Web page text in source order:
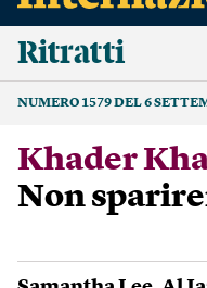
Ritratti
NUMERO 1579 DEL 6
Khader
Non